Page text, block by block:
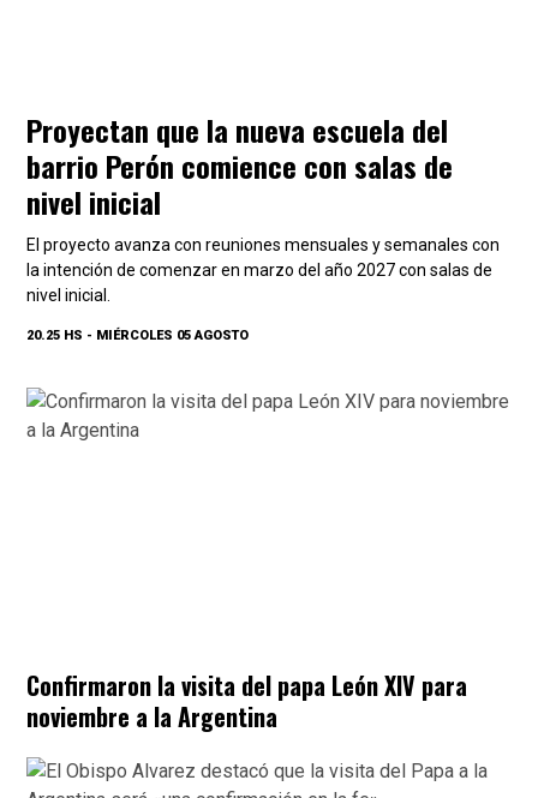
Confirmaron la visita del papa León XIV para
noviembre a la Argentina
Proyectan que la nueva escuela del
barrio Perón comience con salas de
nivel inicial
El proyecto avanza con reuniones mensuales y semanales con
la intención de comenzar en marzo del año 2027 con salas de
nivel inicial.
20.25 HS - MIÉRCOLES 05 AGOSTO